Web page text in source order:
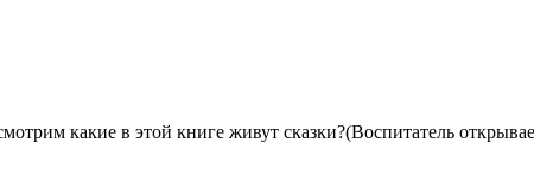
какие в этой книге живут сказки?(Воспитатель